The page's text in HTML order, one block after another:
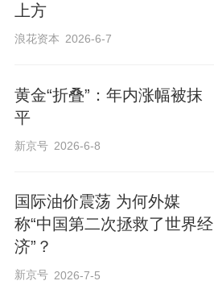
上方
浪花资本 2026-6-7
黄金“折叠”：年内涨幅被抹
平
新京号 2026-6-8
国际油价震荡 为何外媒
称“中国第二次拯救了世界经
济”？
新京号 2026-7-5